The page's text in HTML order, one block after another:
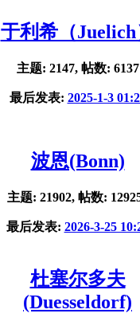
于利希（Juelich
主题: 2147, 帖数: 6137
最后发表: 2025-1-3
波恩(Bonn)
主题: 21902, 帖数:
最后发表: 2026-3-25
杜塞尔多夫
(Duesseldorf)